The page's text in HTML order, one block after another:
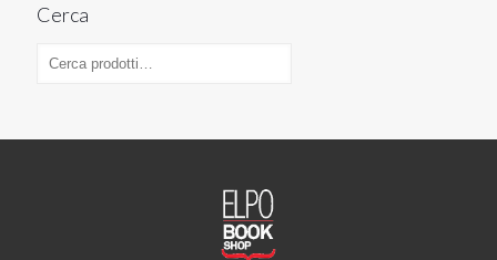
Cerca